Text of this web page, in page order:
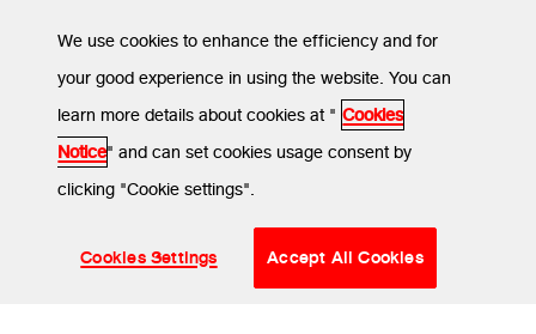
SEND
MENU
© SCG CBM 2024. All Rights Reserved.
ข้อกำหนดและเงื่อนไข
นโยบายการใช้คุกกี้
We use cookies to enhance the efficiency and for
your good experience in using the website. You can
learn more details about cookies at " Cookies
Notice" and can set cookies usage consent by
clicking "Cookie settings".
Cookies Settings Accept All Cookies